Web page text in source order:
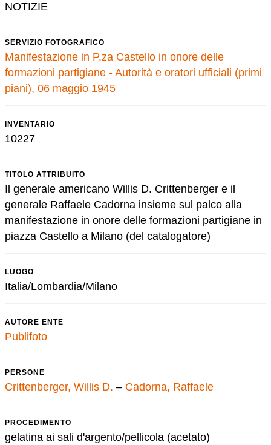
NOTIZIE
SERVIZIO FOTOGRAFICO
Manifestazione in P.za Castello in onore delle
formazioni partigiane - Autorità e oratori ufficiali (primi
piani), 06 maggio 1945
INVENTARIO
10227
TITOLO ATTRIBUITO
Il generale americano Willis D. Crittenberger e il
generale Raffaele Cadorna insieme sul palco alla
manifestazione in onore delle formazioni partigiane in
piazza Castello a Milano (del catalogatore)
LUOGO
Italia/Lombardia/Milano
AUTORE ENTE
Publifoto
PERSONE
Crittenberger, Willis D. – Cadorna, Raffaele
PROCEDIMENTO
gelatina ai sali d'argento/pellicola (acetato)